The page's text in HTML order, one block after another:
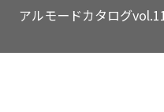
アルモードカタログ